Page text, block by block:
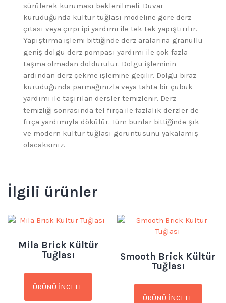
sürülerek kuruması beklenilmeli. Duvar
kuruduğunda kültür tuğlası modeline göre derz
çıtası veya çırpı ipi yardımı ile tek tek yapıştırılır.
Yapıştırma işlemi bittiğinde derz aralarına granüllü
geniş dolgu derz pompası yardımı ile çok fazla
taşma olmadan doldurulur. Dolgu işleminin
ardından derz çekme işlemine geçilir. Dolgu biraz
kuruduğunda parmağınızla veya tahta bir çubuk
yardımı ile taşırılan dersler temizlenir. Derz
temizliği sonrasında tel fırça ile fazlalık derzler de
fırça yardımıyla dökülür. Tüm bunlar bittiğinde şık
ve modern kültür tuğlası görüntüsünü yakalamış
olacaksınız.
İlgili ürünler
Mila Brick Kültür
Tuğlası
ÜRÜNÜ İNCELE
Smooth Brick Kültür
Tuğlası
ÜRÜNÜ İNCELE